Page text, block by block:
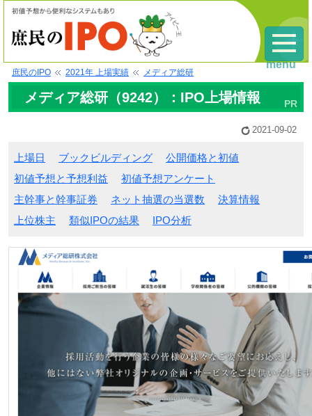
庶民のIPO 2021年 上場実績 メディア総研
メディア総研（9242）：IPO上場情報
2021-09-02
上場日 ブックビルディング
公開価格と初値
初値予想と予想利益
初値予想アンケート
主幹事と幹事証券
ネット抽選の当選数
決算情報
上位株主
類似IPOの結果 IPO分析
menu